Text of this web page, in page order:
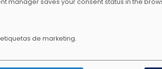
de marketing.